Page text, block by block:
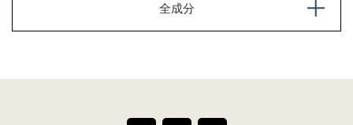
全成分